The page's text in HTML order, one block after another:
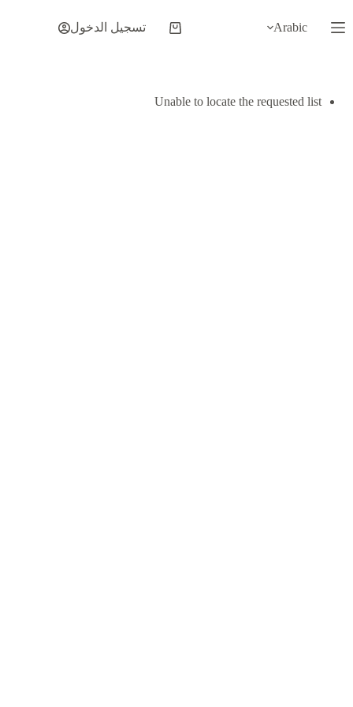
إلى
المحتوى
Arabic
عربة
تسجيل الدخول
Unable to locate the requested list